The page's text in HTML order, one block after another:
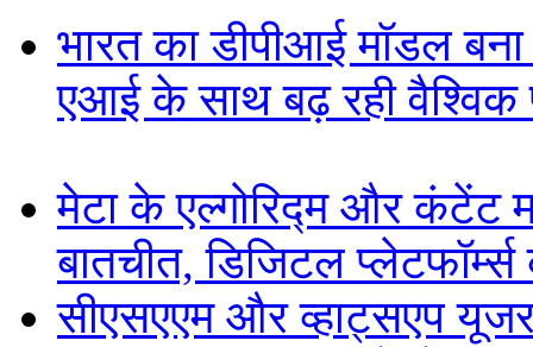
भारत का डीपीआई मॉडल
एआई के साथ बढ़ रही वैश्विक
मेटा के एल्गोरिद्म और कंटेंट
बातचीत, डिजिटल प्लेटफॉर्म्स
सीएसएएम और व्हाट्सएप